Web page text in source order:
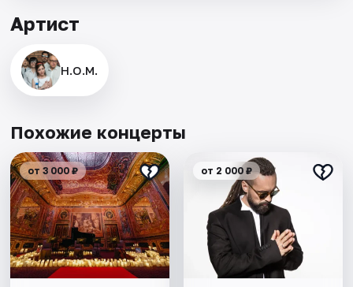
Артист
Н.О.М.
Похожие концерты
от 3 000 ₽ от 2 000 ₽